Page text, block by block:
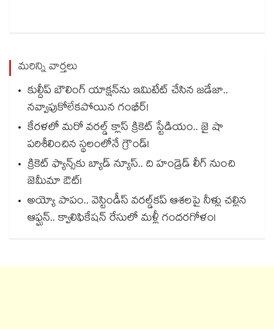
మరిన్ని వార్తలు
కుల్దీప్ బౌలింగ్ యాక్షన్‌ను ఇమిటేట్ చేసిన జడేజా..
నవ్వాపుకోలేకపోయిన గంభీర్!
కేరళలో మరో వరల్డ్ క్లాస్ క్రికెట్ స్టేడియం.. జై షా
పరిశీలించిన స్థలంలోనే గ్రౌండ్!
క్రికెట్ ఫ్యాన్స్‌కు బ్యాడ్ న్యూస్.. ది హండ్రెడ్ లీగ్ నుంచి
జెమీమా ఔట్!
అయ్యో పాపం.. వెస్టిండీస్ వరల్డ్‌కప్ ఆశలపై నీళ్లు చల్లిన
ఆఫ్ఘన్.. క్వాలిఫికేషన్ రేసులో మళ్లీ గందరగోళం!